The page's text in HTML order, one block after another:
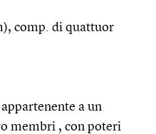
comp. di quattuor
a un
membri , con poteri